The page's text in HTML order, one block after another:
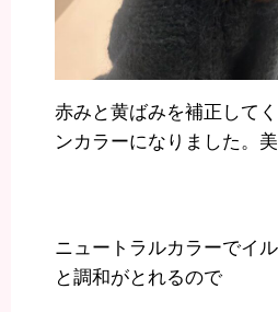
赤みと黄ばみを補正して
ンカラーになりました。美
ニュートラルカラーでイ
と調和がとれるので